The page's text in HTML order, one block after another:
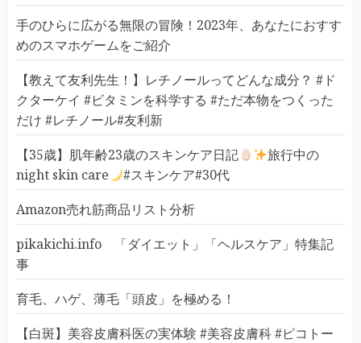
手のひらに広がる無限の冒険！2023年、あなたにおすす
めのスマホゲームをご紹介
【教えて友利先生！】レチノールってどんな成分？ #ド
クターケイ #ビタミンを科学する #ただ本物をつくった
だけ #レチノール#友利新
【35歳】肌年齢23歳のスキンケア日記
旅行中の
night skin care
#スキンケア#30代
Amazon売れ筋商品リスト分析
pikakichi.info 「ダイエット」「ヘルスケア」特集記
事
育毛、ハゲ、薄毛「頭皮」を極める！
【白斑】美容皮膚科医の実体験 #美容皮膚科 #ピコトー